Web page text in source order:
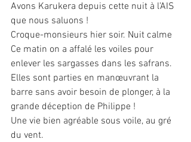
Avons Karukera depuis cette nuit à l’AIS
que nous saluons !
Croque-monsieurs hier soir. Nuit calme
Ce matin on a affalé les voiles pour
enlever les sargasses dans les safrans.
Elles sont parties en manœuvrant la
barre sans avoir besoin de plonger, à la
grande déception de Philippe !
Une vie bien agréable sous voile, au gré
du vent.